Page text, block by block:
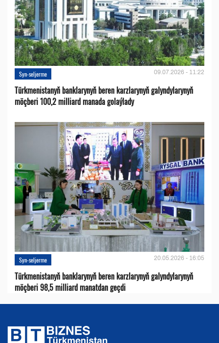
Syn-seljerme 09.07.2026 - 11:22
Türkmenistanyň banklarynyň beren karzlarynyň galyndylarynyň
möçberi 100,2 milliard manada golaýlady
Syn-seljerme 20.05.2026 - 16:05
Türkmenistanyň banklarynyň beren karzlarynyň galyndylarynyň
möçberi 98,5 milliard manatdan geçdi